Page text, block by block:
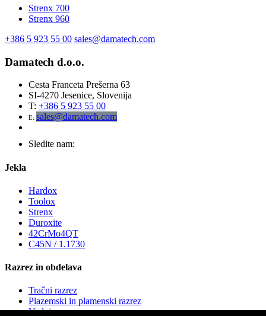
Strenx 700
Strenx 960
+386 5 923 55 00 sales@damatech.com
Damatech d.o.o.
Cesta Franceta Prešerna 63
SI-4270 Jesenice, Slovenija
T: +386 5 923 55 00
E: sales@damatech.com
Sledite nam:
Jekla
Hardox
Toolox
Strenx
Duroxite
42CrMo4QT
C45N / 1.1730
Razrez in obdelava
Tračni razrez
Plazemski in plamenski razrez
Vodni razrez